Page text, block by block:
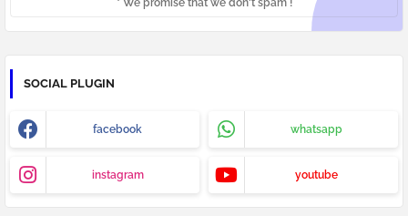
* We promise that we don't spam !
SOCIAL PLUGIN
facebook whatsapp
instagram youtube